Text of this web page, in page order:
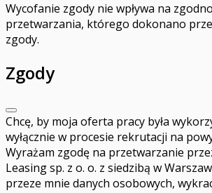
Wycofanie zgody nie wpływa na
przetwarzania, którego dokonano
zgody.
Zgody
Chcę, by moja oferta pracy była
wyłącznie w procesie rekrutacji na
Wyrażam zgodę na przetwarzanie
Leasing sp. z o. o. z siedzibą w
przeze mnie danych osobowych,